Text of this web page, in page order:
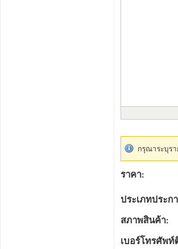
กรุณาระบุร
ราคา:
ประเภทประก
สภาพสินค้า:
เบอร์โทรศัพท์